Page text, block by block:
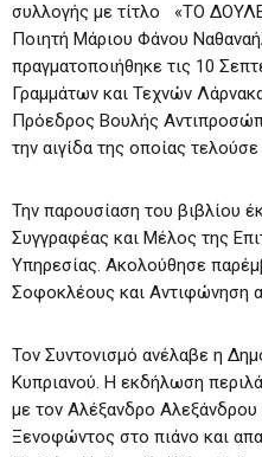
συλλογής με τίτλο «ΤΟ
Ποιητή Μάριου Φάνου
πραγματοποιήθηκε τις 10
Γραμμάτων και Τεχνών
Πρόεδρος Βουλής
την αιγίδα της οποίας
Την παρουσίαση του βιβλίου
Συγγραφέας και Μέλος της
Υπηρεσίας. Ακολούθησε
Σοφοκλέους και Αντιφώνηση
Τον Συντονισμό ανέλαβε η
Κυπριανού. Η εκδήλωση
με τον Αλέξανδρο
Ξενοφώντος στο πιάνο και